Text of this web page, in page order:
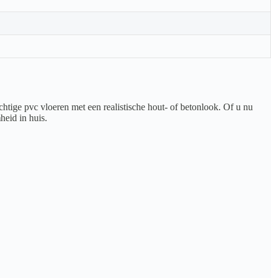
pvc vloeren met een realistische hout- of betonlook. Of u nu
in huis.